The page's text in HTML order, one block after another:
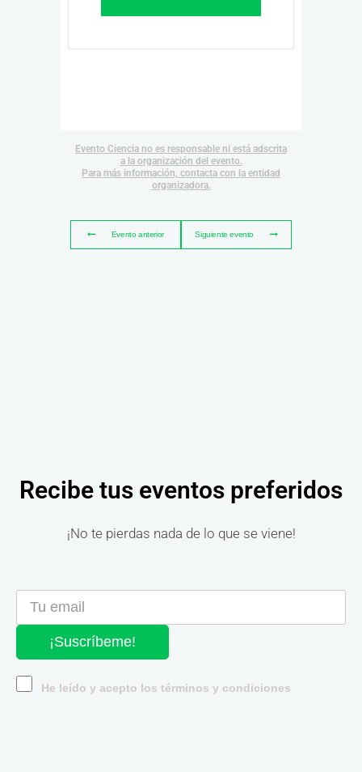
Evento Ciencia no es responsable ni está adscrita
a la organización del evento.
Para más información, contacta con la entidad
organizadora.
Evento anterior Siguiente evento
Recibe tus eventos preferidos
¡No te pierdas nada de lo que se viene!
¡Suscríbeme!
He leído y acepto los términos y condiciones